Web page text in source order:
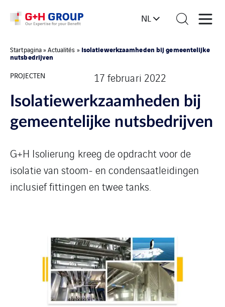
NL
Startpagina»Actualités » Isolatiewerkzaamheden bij gemeentelijke
nutsbedrijven
PROJECTEN
17 februari 2022
Isolatiewerkzaamheden bij
gemeentelijke nutsbedrijven
G+H Isolierung kreeg de opdracht voor de
isolatie van stoom- en condensaatleidingen
inclusief fittingen en twee tanks.